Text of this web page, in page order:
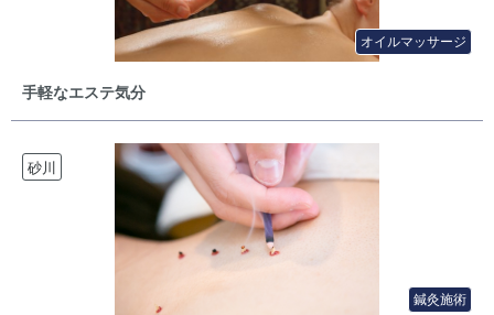
オイルマッサージ
手軽なエステ気分
砂川
鍼灸施術